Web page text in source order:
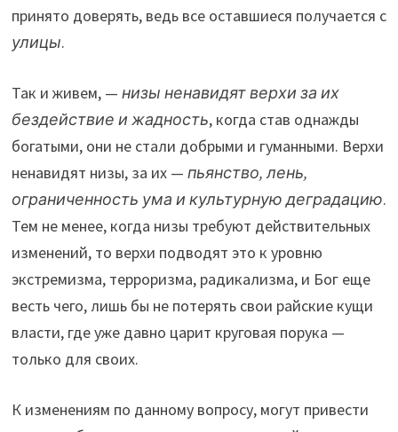
принято доверять, ведь все оставшиеся получается с
улицы.
Так и живем, — низы ненавидят верхи за их
бездействие и жадность, когда став однажды
богатыми, они не стали добрыми и гуманными. Верхи
ненавидят низы, за их — пьянство, лень,
ограниченность ума и культурную деградацию.
Тем не менее, когда низы требуют действительных
изменений, то верхи подводят это к уровню
экстремизма, терроризма, радикализма, и Бог еще
весть чего, лишь бы не потерять свои райские кущи
власти, где уже давно царит круговая порука —
только для своих.
К изменениям по данному вопросу, могут привести